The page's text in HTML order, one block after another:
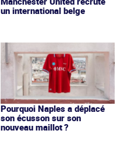
un international belge
Pourquoi Naples a déplacé
son écusson sur son
nouveau maillot ?